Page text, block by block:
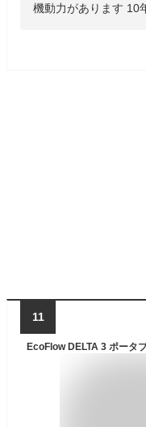
機動力があります 10
11